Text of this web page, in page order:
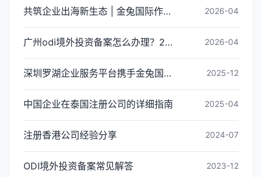
共筑企业出海新生态 | 金兔国际作为代表单位亮相宝安区出海服务中心揭牌仪式 2026-04
广州odi境外投资备案怎么办理？2026年最新流程详解 2026-04
深圳罗湖企业服务平台携手金兔国际ODI备案专家,共建跨境出海全链条服务新生态 2025-12
中国企业在泰国注册公司的详细指南 2025-04
注册香港公司经验分享 2024-07
ODI境外投资备案常见解答 2023-12